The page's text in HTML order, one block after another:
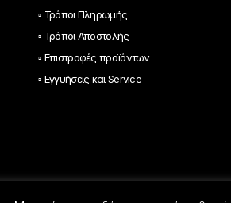
▫ Τρόποι Πληρωμής
▫ Τρόποι Αποστολής
▫ Επιστροφές προϊόντων
▫ Εγγυήσεις και Service